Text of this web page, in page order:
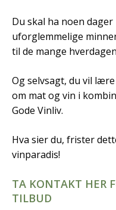
Du skal ha noen
uforglemmelige
til de mange
Og selvsagt, du vil
om mat og vin i
Gode Vinliv.
Hva sier du, frister
vinparadis!
TA KONTAKT HER
TILBUD